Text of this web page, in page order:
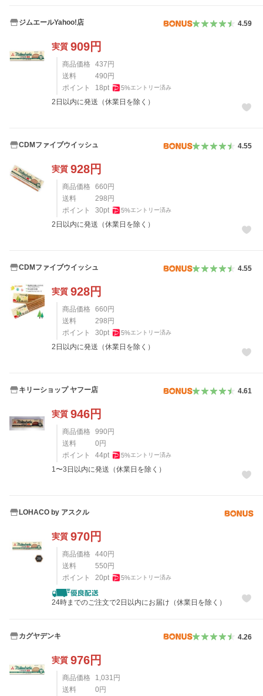
ジムエールYahoo!店 4.59
実質 909円
商品価格 437 円
送料
490 円
ポイント
18pt 5%エントリー済み
2日以内に発送（休業日を除く）
CDMファイブウイッシュ 4.55
実質 928円
商品価格 660 円
送料
298 円
ポイント
30pt 5%エントリー済み
2日以内に発送（休業日を除く）
CDMファイブウイッシュ 4.55
実質 928円
商品価格 660 円
送料
298 円
ポイント
30pt 5%エントリー済み
2日以内に発送（休業日を除く）
キリーショップ ヤフー店 4.61
実質 946円
商品価格 990 円
送料
0 円
ポイント
44pt 5%エントリー済み
1〜3日以内に発送（休業日を除く）
LOHACO by アスクル
実質 970円
商品価格 440 円
送料
550 円
ポイント
20pt 5%エントリー済み
24時までのご注文で2日以内にお届け（休業日を除く）
カグヤデンキ 4.26
実質 976円
商品価格 1,031 円
送料
0円